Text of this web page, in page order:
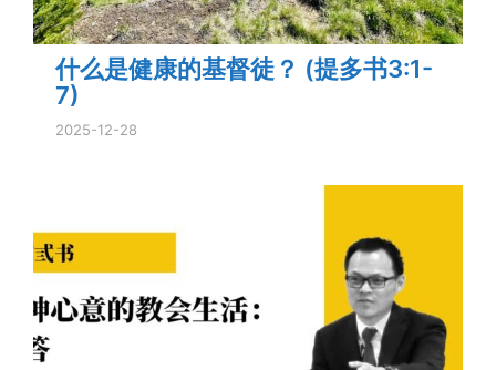
什么是健康的基督徒？ (提多书3:1-
7)
2025-12-28